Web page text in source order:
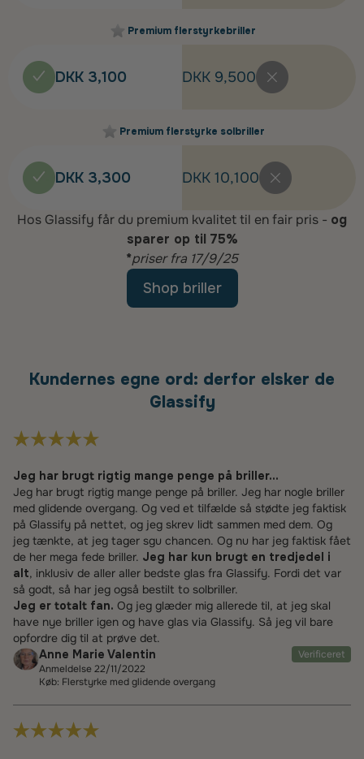
Premium flerstyrkebriller
DKK 3,100 DKK 9,500
Premium flerstyrke solbriller
DKK 3,300 DKK 10,100
Hos Glassify får du premium kvalitet til en fair pris - og
sparer op til 75%
*priser fra 17/9/25
Shop briller
Kundernes egne ord: derfor elsker de
Glassify
Jeg har brugt rigtig mange penge på briller...
Jeg har brugt rigtig mange penge på briller. Jeg har nogle briller
med glidende overgang. Og ved et tilfælde så stødte jeg faktisk
på Glassify på nettet, og jeg skrev lidt sammen med dem. Og
jeg tænkte, at jeg tager sgu chancen. Og nu har jeg faktisk fået
de her mega fede briller. Jeg har kun brugt en tredjedel i
alt, inklusiv de aller aller bedste glas fra Glassify. Fordi det var
så godt, så har jeg også bestilt to solbriller.
Jeg er totalt fan. Og jeg glæder mig allerede til, at jeg skal
have nye briller igen og have glas via Glassify. Så jeg vil bare
opfordre dig til at prøve det.
Anne Marie Valentin
Verificeret
Anmeldelse 22/11/2022
Køb: Flerstyrke med glidende overgang